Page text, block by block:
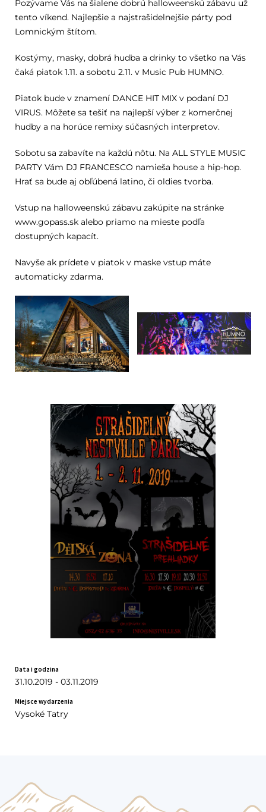
Pozývame Vás na šialene dobrú halloweenskú zábavu už
tento víkend. Najlepšie a najstrašidelnejšie párty pod
Lomnickým štítom.
Kostýmy, masky, dobrá hudba a drinky to všetko na Vás
čaká piatok 1.11. a sobotu 2.11. v Music Pub HUMNO.
Piatok bude v znamení DANCE HIT MIX v podaní DJ
VIRUS. Môžete sa tešiť na najlepší výber z komerčnej
hudby a na horúce remixy súčasných interpretov.
Sobotu sa zabavíte na každú nôtu. Na ALL STYLE MUSIC
PARTY Vám DJ FRANCESCO namieša house a hip-hop.
Hrať sa bude aj obľúbená latino, či oldies tvorba.
Vstup na halloweenskú zábavu zakúpite na stránke
www.gopass.sk alebo priamo na mieste podľa
dostupných kapacít.
Navyše ak prídete v piatok v maske vstup máte
automaticky zdarma.
Data i godzina
31.10.2019 - 03.11.2019
Miejsce wydarzenia
Vysoké Tatry